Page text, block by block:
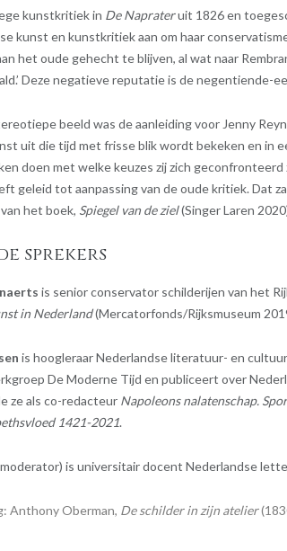
kunstkritiek in De Naprateruit 1826 en
kunst en kunstkritiek aan om haar
het oude gehecht te blijven, al wat naar
Deze negatieve reputatie is de negentiende-
beeld was de aanleiding voor Jenny
uit die tijd met frisse blik wordt bekeken en in
doen met welke keuzes zij zich geconfronteerd
geleid tot aanpassing van de oude kritiek. Dat
het boek, Spiegel van de ziel(Singer Laren
sprekers
is senior conservator schilderijen van het
in Nederland(Mercatorfonds/Rijksmuseum
is hoogleraar Nederlandse literatuur- en
De Moderne Tijd en publiceert over
ze als co-redacteur Napoleons nalatenschap.
1421-2021.
is universitair docent Nederlandse
Anthony Oberman, De schilder in zijn atelier